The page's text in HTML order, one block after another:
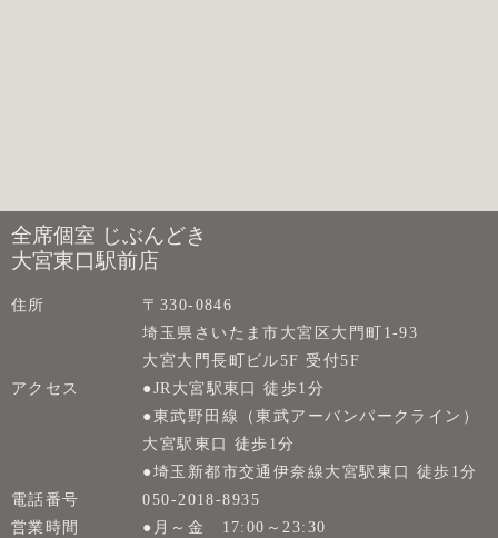
全席個室 じぶんどき
大宮東口駅前店
住所
〒330-0846
埼玉県さいたま市大宮区大門町1-93
大宮大門長町ビル5F 受付5F
アクセス
●JR大宮駅東口 徒歩1分
●東武野田線（東武アーバンパークライン）
大宮駅東口 徒歩1分
●埼玉新都市交通伊奈線大宮駅東口 徒歩1分
電話番号
050-2018-8935
営業時間
●月～金 17:00～23:30